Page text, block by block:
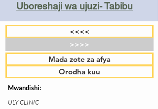
Uboreshaji wa ujuzi- Tabibu
<<<<
>>>>
Mada zote za afya
Orodha kuu
Mwandishi:
ULY CLINIC